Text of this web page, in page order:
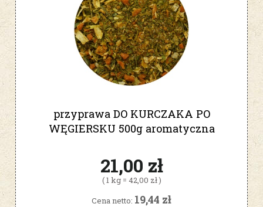
przyprawa DO KURCZAKA PO
WĘGIERSKU 500g aromatyczna
21,00 zł
( 1 kg = 42,00 zł )
Cena netto: 19,44 zł